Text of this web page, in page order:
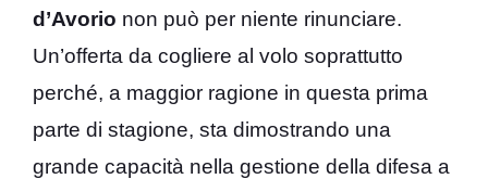
d’Avorio non può per niente rinunciare.
Un’offerta da cogliere al volo soprattutto
perché, a maggior ragione in questa prima
parte di stagione, sta dimostrando una
grande capacità nella gestione della difesa a